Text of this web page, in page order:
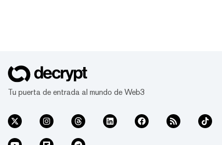
Tu puerta de entrada al mundo de Web3